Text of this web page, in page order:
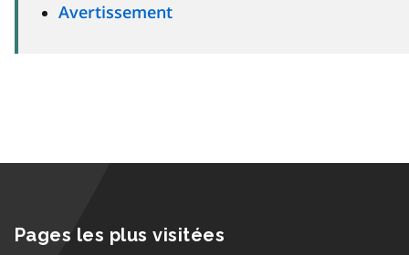
Avertissement
Pages les plus visitées